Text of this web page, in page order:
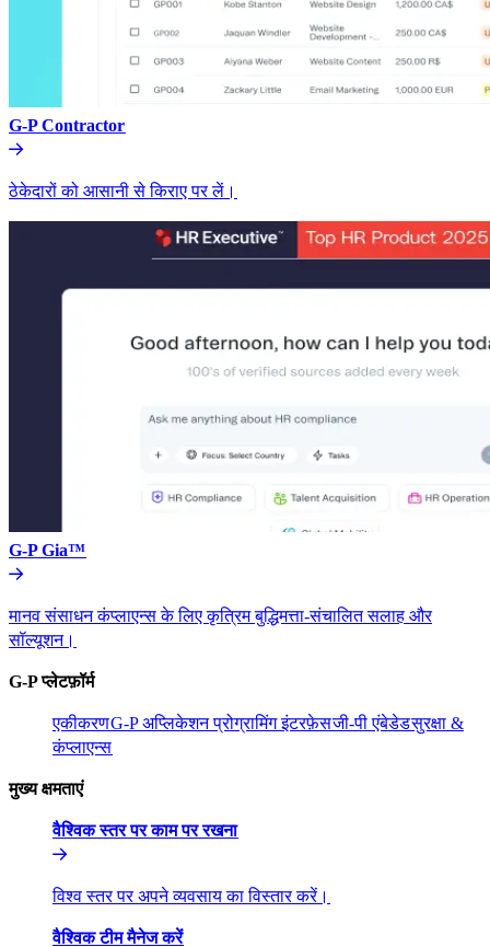
G-P Contractor​​
ठेकेदारों को आसानी से किराए पर लें।​​
G-P Gia™​​
मानव संसाधन कंप्लाएन्स के लिए कृत्रिम बुद्धिमत्ता-संचालित सलाह और
सॉल्यूशन।​​
G-P प्लेटफ़ॉर्म​​
एकीकरण​​G-P अप्लिकेशन प्रोग्रामिंग इंटरफ़ेस​​जी-पी एंबेडेड​​सुरक्षा &
कंप्लाएन्स​​
मुख्य क्षमताएं​​
वैश्विक स्तर पर काम पर रखना​​
विश्व स्तर पर अपने व्यवसाय का विस्तार करें।​​
वैश्विक टीम मैनेज करें​​